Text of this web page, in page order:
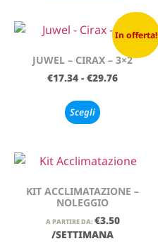
In offerta!
JUWEL – CIRAX – 3×2
€17.34 - €29.76
Scegli
KIT ACCLIMATAZIONE –
NOLEGGIO
A PARTIRE DA: €3.50
/SETTIMANA